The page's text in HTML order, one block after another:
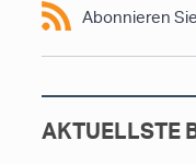
Abonnieren
AKTUELLSTE